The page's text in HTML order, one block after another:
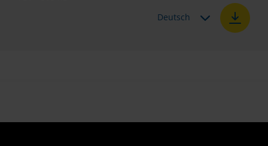
Deutsch